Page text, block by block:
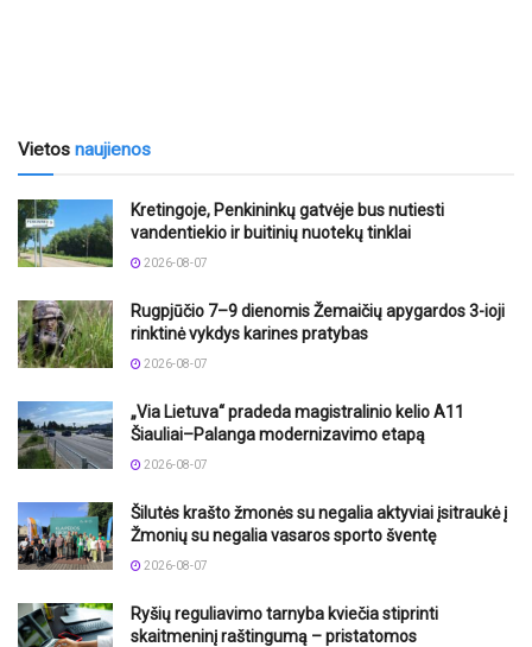
Vietos naujienos
Kretingoje, Penkininkų gatvėje bus nutiesti
vandentiekio ir buitinių nuotekų tinklai
2026-08-07
Rugpjūčio 7–9 dienomis Žemaičių apygardos 3-ioji
rinktinė vykdys karines pratybas
2026-08-07
„Via Lietuva“ pradeda magistralinio kelio A11
Šiauliai–Palanga modernizavimo etapą
2026-08-07
Šilutės krašto žmonės su negalia aktyviai įsitraukė į
Žmonių su negalia vasaros sporto šventę
2026-08-07
Ryšių reguliavimo tarnyba kviečia stiprinti
skaitmeninį raštingumą – pristatomos